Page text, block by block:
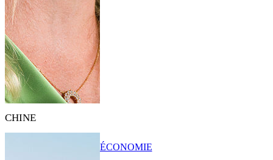
CHINE
ÉCONOMIE